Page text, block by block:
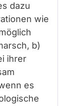
dazu
wie
b)
ihrer
es